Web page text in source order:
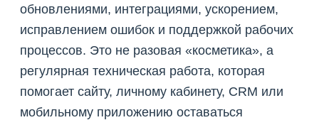
обновлениями, интеграциями, ускорением,
исправлением ошибок и поддержкой рабочих
процессов. Это не разовая «косметика», а
регулярная техническая работа, которая
помогает сайту, личному кабинету, CRM или
мобильному приложению оставаться